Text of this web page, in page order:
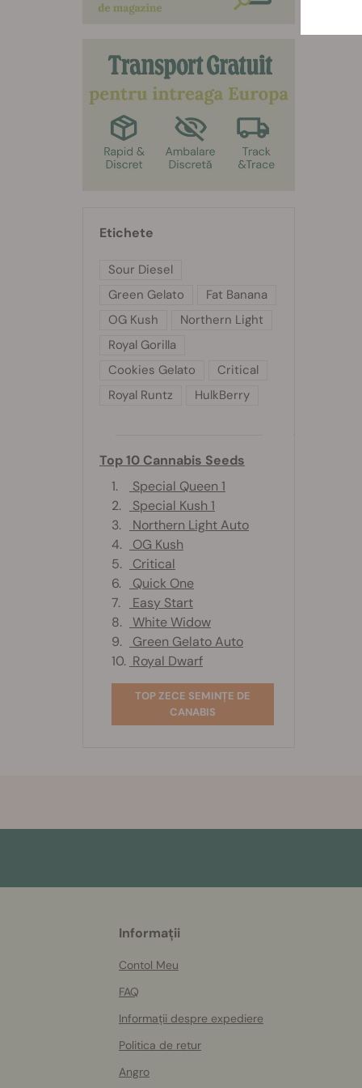
Etichete
Sour Diesel
Green Gelato
Fat Banana
OG Kush
Northern Light
Royal Gorilla
Cookies Gelato
Critical
Royal Runtz
HulkBerry
Top 10 Cannabis Seeds
1.
Special Queen 1
2.
Special Kush 1
3.
Northern Light Auto
4.
OG Kush
5.
Critical
6.
Quick One
7.
Easy Start
8.
White Widow
9.
Green Gelato Auto
10. Royal Dwarf
TOP ZECE SEMINȚE DE
CANABIS
Informații
Contol Meu
FAQ
Informații despre expediere
Politica de retur
Angro